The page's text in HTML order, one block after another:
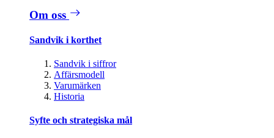
Om oss
Sandvik i korthet
Sandvik i siffror
Affärsmodell
Varumärken
Historia
Syfte och strategiska mål